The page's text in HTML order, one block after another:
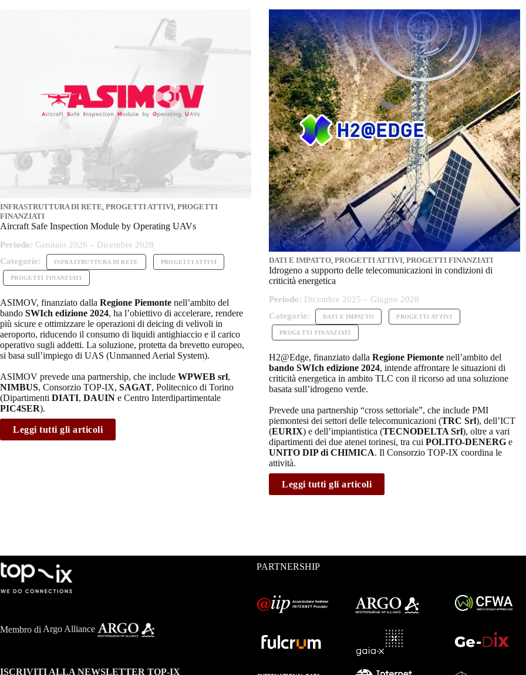
INFRASTRUTTURA DI RETE, PROGETTI ATTIVI, PROGETTI
FINANZIATI
Aircraft Safe Inspection Module by Operating UAVs
Periodo: Gennaio 2026 – Dicembre 2028
Categorie:
INFRASTRUTTURA DI RETE PROGETTI ATTIVI
PROGETTI FINANZIATI
ASIMOV, finanziato dalla Regione Piemonte nell’ambito del
bando SWIch edizione 2024, ha l’obiettivo di accelerare, rendere
più sicure e ottimizzare le operazioni di deicing di velivoli in
aeroporto, riducendo il consumo di liquidi antighiaccio e il carico
operativo sugli addetti. La soluzione, protetta da brevetto europeo,
si basa sull’impiego di UAS (Unmanned Aerial System).
ASIMOV prevede una partnership, che include WPWEB srl,
NIMBUS, Consorzio TOP-IX, SAGAT, Politecnico di Torino
(Dipartimenti DIATI, DAUIN e Centro Interdipartimentale
PIC4SER).
Leggi tutti gli articoli
DATI E IMPATTO PROGETTI ATTIVI PROGETTI FINANZIATI
Idrogeno a supporto delle telecomunicazioni in condizioni di
criticità energetica
Periodo: Dicembre 2025 – Giugno 2028
Categorie:
DATI E IMPATTO PROGETTI ATTIVI
PROGETTI FINANZIATI
H2@Edge, finanziato dalla Regione Piemonte nell’ambito del
bando SWIch edizione 2024, intende affrontare le situazioni di
criticità energetica in ambito TLC con il ricorso ad una soluzione
basata sull’idrogeno verde.
Prevede una partnership “cross settoriale”, che include PMI
piemontesi dei settori delle telecomunicazioni (TRC Srl), dell’ICT
(EURIX) e dell’impiantistica (TECNODELTA Srl), oltre a vari
dipartimenti dei due atenei torinesi, tra cui POLITO-DENERG e
UNITO DIP di CHIMICA. Il Consorzio TOP-IX coordina le
attività.
Leggi tutti gli articoli
Membro di Argo Alliance
ISCRIVITI ALLA NEWSLETTER TOP-IX
PARTNERSHIP